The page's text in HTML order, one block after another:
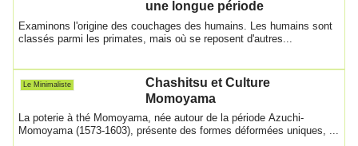
une longue période
Examinons l'origine des couchages des humains. Les humains sont
classés parmi les primates, mais où se reposent d'autres...
Le Minimaliste
Chashitsu et Culture
Momoyama
La poterie à thé Momoyama, née autour de la période Azuchi-
Momoyama (1573-1603), présente des formes déformées uniques, ...